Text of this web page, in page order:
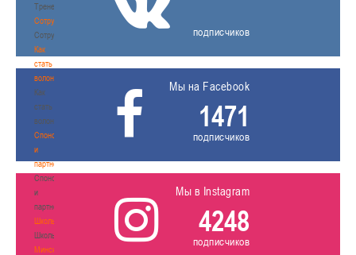
Тренерам
Сотрудничество
Сотрудничество
Как
стать
волонтером
Как
стать
волонтером
Спонсоры
и
партнеры
Спонсоры
и
партнеры
Школы
Школы
Минск
подписчиков
Мы на Facebook
1471
подписчиков
Мы в Instagram
4248
подписчиков